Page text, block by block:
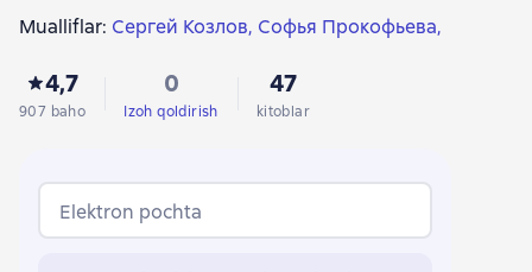
Mualliflar: Сергей Козлов Софья Прокофьева
Сельма Лагерлёф
Ганс Христиан Андерсен
Виктор Драгунский Андрей Платонов
Ирина Токмакова
Максим Горький Владимир Железников
4,7
907 baho
0
Izoh qoldirish
47
kitoblar
Elektron pochta